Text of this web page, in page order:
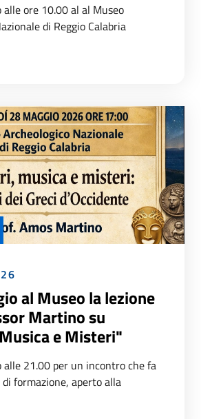
ore 10.00 al al Museo
di Reggio Calabria
al Museo la lezione
Martino su
e Misteri"
21.00 per un incontro che fa
formazione, aperto alla